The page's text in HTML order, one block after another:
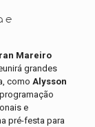
e
Mareiro
grandes
como Alysson
programação
e
pré-festa para